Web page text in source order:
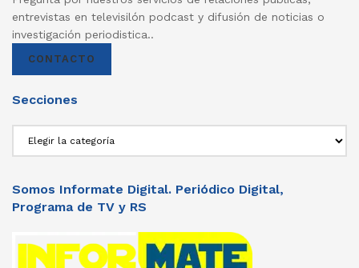
entrevistas en televisilón podcast y difusión de noticias o
investigación periodistica..
CONTACTO
Secciones
Somos Informate Digital. Periódico Digital,
Programa de TV y RS